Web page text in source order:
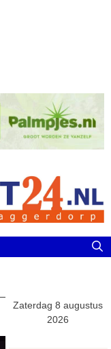
Zaterdag 8 augustus
2026